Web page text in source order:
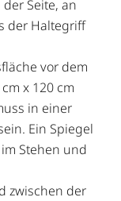
Seite, an
der Haltegriff
vor dem
x 120 cm
in einer
Ein Spiegel
Stehen und
zwischen der